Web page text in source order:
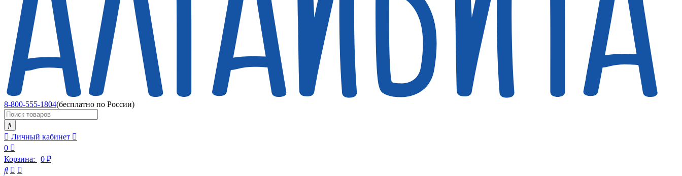
8-800-555-1804(бесплатно по России)
Личный кабинет
0
Корзина:
0 ₽